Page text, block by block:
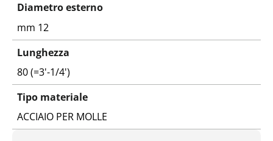
Diametro esterno
mm 12
Lunghezza
80 (=3'-1/4')
Tipo materiale
ACCIAIO PER MOLLE